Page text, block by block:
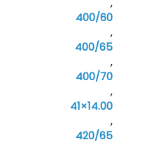
400/60
,
400/65
,
400/70
,
41×14.00
,
420/65